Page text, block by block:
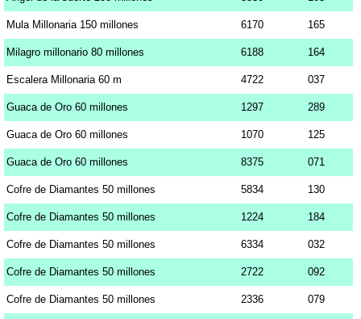
Mula Millonaria 150 millones 6170 165
Milagro millonario 80 millones 6188 164
Escalera Millonaria 60 m 4722 037
Guaca de Oro 60 millones 1297 289
Guaca de Oro 60 millones 1070 125
Guaca de Oro 60 millones 8375 071
Cofre de Diamantes 50 millones 5834 130
Cofre de Diamantes 50 millones 1224 184
Cofre de Diamantes 50 millones 6334 032
Cofre de Diamantes 50 millones 2722 092
Cofre de Diamantes 50 millones 2336 079